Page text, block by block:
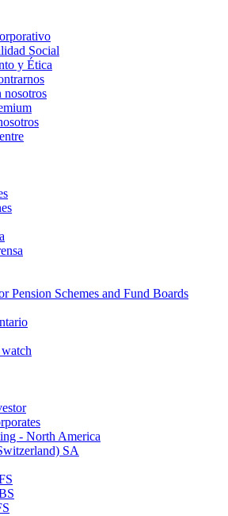
Social
y Ética
nosotros
Pension Schemes and Fund Boards
- North America
SA